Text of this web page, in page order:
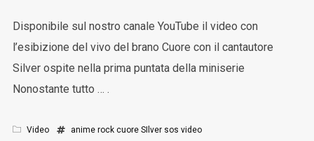
Disponibile sul nostro canale YouTube il video con
l’esibizione del vivo del brano Cuore con il cantautore
Silver ospite nella prima puntata della miniserie
Nonostante tutto … .
Video anime rock cuore SIlver sos video